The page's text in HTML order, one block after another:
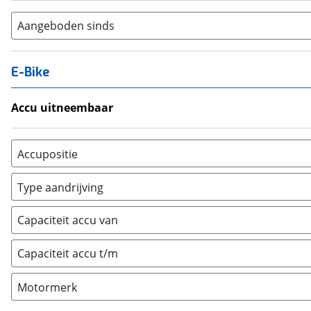
Aangeboden sinds
E-Bike
Accu uitneembaar
Nee, vast (0)
Accupositie
Bagagedrager (0)
Frame (0 )
Vloer (0
Achterbank (0)
Kofferbak (0)
Overig (0)
Type aandrijving
Achterwiel (0)
Trapas
Voorwiel
Capaciteit accu van
Capaciteit accu t/m
Motormerk